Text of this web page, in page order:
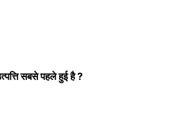
सबसे पहले हुई है ?